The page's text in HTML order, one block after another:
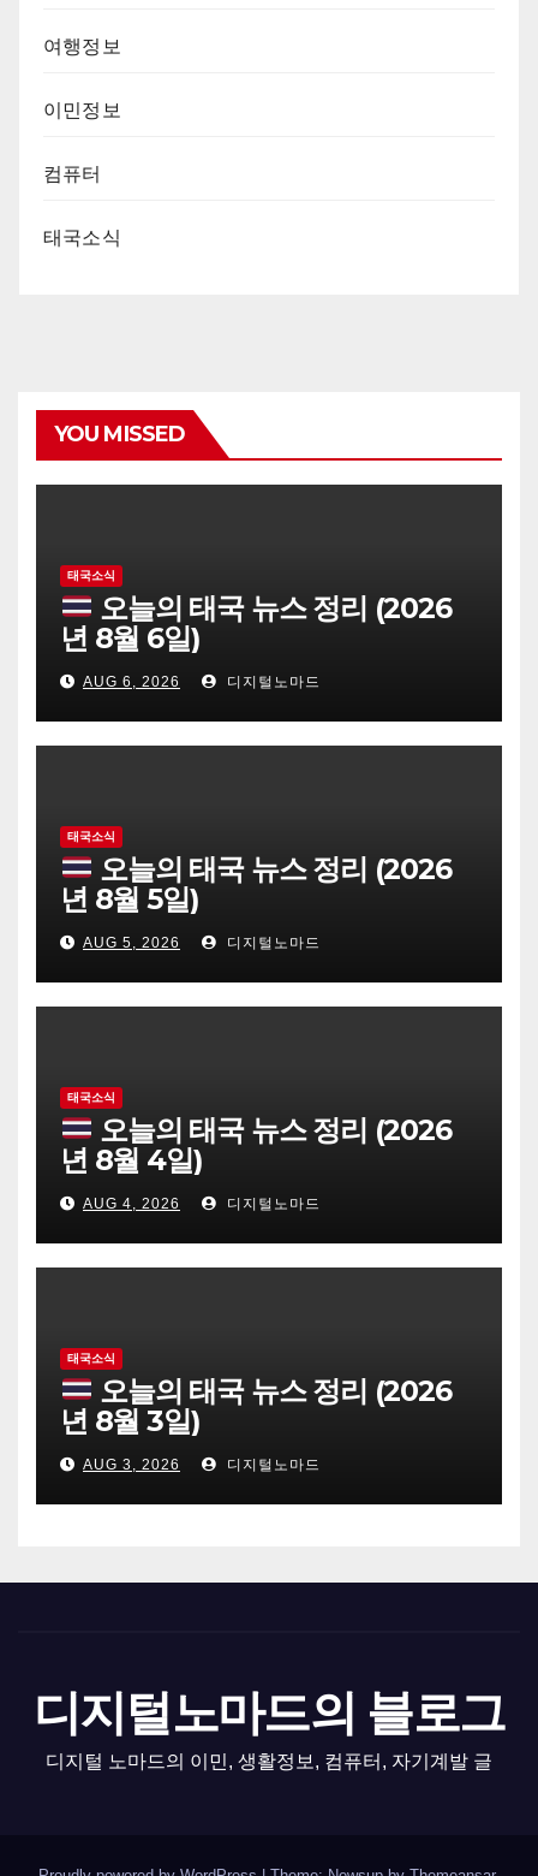
여행정보
이민정보
컴퓨터
태국소식
YOU MISSED
태국소식
오늘의 태국 뉴스 정리 (2026
년 8월 6일)
AUG 6, 2026 디지털노마드
태국소식
오늘의 태국 뉴스 정리 (2026
년 8월 5일)
AUG 5, 2026 디지털노마드
태국소식
오늘의 태국 뉴스 정리 (2026
년 8월 4일)
AUG 4, 2026 디지털노마드
태국소식
오늘의 태국 뉴스 정리 (2026
년 8월 3일)
AUG 3, 2026 디지털노마드
디지털노마드의 블로그
디지털 노마드의 이민, 생활정보, 컴퓨터, 자기계발 글